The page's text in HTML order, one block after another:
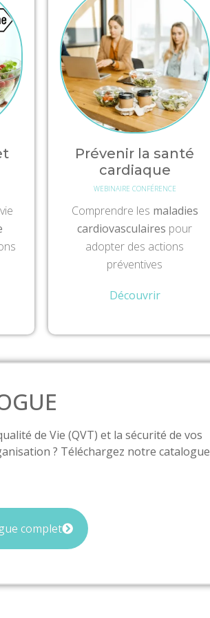
Prévenir la santé
cardiaque
WEBINAIRE CONFÉRENCE
Comprendre les maladies
cardiovasculaires pour
adopter des actions
préventives
Découvrir
de Vie (QVT) et la sécurité de vos
? Téléchargez notre catalogue
complet